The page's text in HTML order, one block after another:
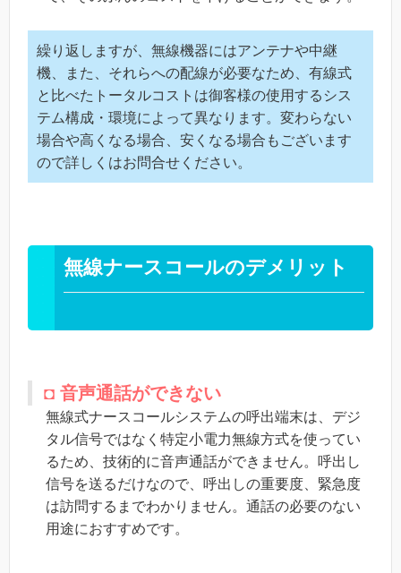
繰り返しますが、無線機器にはアンテナや中継
機、また、それらへの配線が必要なため、有線式
と比べたトータルコストは御客様の使用するシス
テム構成・環境によって異なります。変わらない
場合や高くなる場合、安くなる場合もございます
ので詳しくはお問合せください。
無線ナースコールのデメリット
◘ 音声通話ができない
無線式ナースコールシステムの呼出端末は、デジ
タル信号ではなく特定小電力無線方式を使ってい
るため、技術的に音声通話ができません。呼出し
信号を送るだけなので、呼出しの重要度、緊急度
は訪問するまでわかりません。通話の必要のない
用途におすすめです。